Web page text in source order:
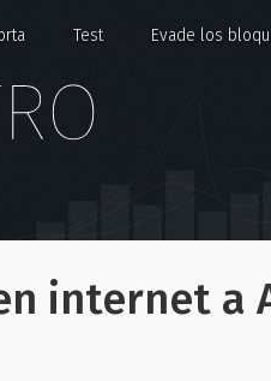
Evade los
Test
internet a